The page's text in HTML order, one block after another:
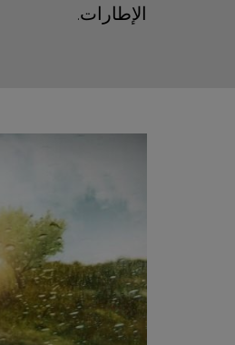
الإطارات.